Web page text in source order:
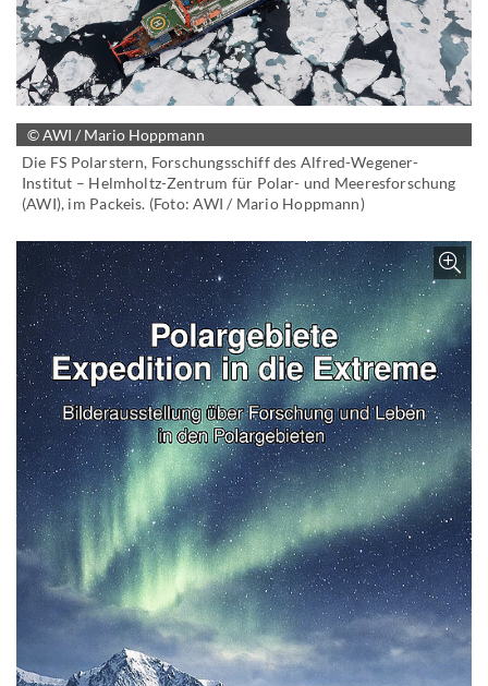
© AWI / Mario Hoppmann
Die FS Polarstern, Forschungsschiff des Alfred-Wegener-
Institut – Helmholtz-Zentrum für Polar- und Meeresforschung
(AWI), im Packeis. (Foto: AWI / Mario Hoppmann)